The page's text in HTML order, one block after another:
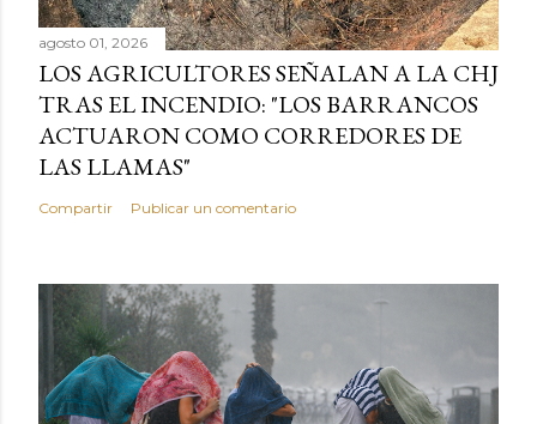
agosto 01, 2026
LOS AGRICULTORES SEÑALAN A LA CHJ
TRAS EL INCENDIO: "LOS BARRANCOS
ACTUARON COMO CORREDORES DE
LAS LLAMAS"
Compartir Publicar un comentario